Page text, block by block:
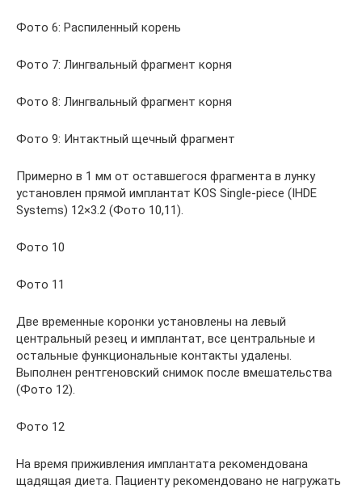
Фото 6: Распиленный корень
Фото 7: Лингвальный фрагмент корня
Фото 8: Лингвальный фрагмент корня
Фото 9: Интактный щечный фрагмент
Примерно в 1 мм от оставшегося фрагмента в лунку
установлен прямой имплантат KOS Single-piece (IHDE
Systems) 12×3.2 (Фото 10,11).
Фото 10
Фото 11
Две временные коронки установлены на левый
центральный резец и имплантат, все центральные и
остальные функциональные контакты удалены.
Выполнен рентгеновский снимок после вмешательства
(Фото 12).
Фото 12
На время приживления имплантата рекомендована
щадящая диета. Пациенту рекомендовано не нагружать